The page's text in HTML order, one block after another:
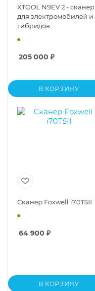
XTOOL N9EV 2 - сканер
для электромобилей и
гибридов
205 000 ₽
В КОРЗИНУ
Сканер Foxwell i70TSII
64 900 ₽
В КОРЗИНУ